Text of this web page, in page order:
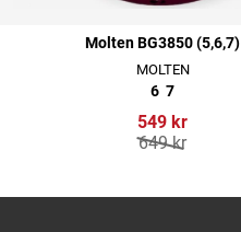
Molten BG3850 (5,6,7)
MOLTEN
6 7
549 kr
649 kr